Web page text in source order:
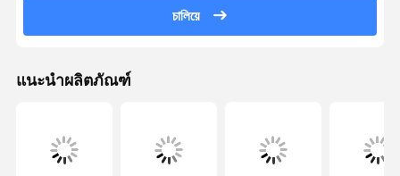
চালিয়ে
แนะนำผลิตภัณฑ์